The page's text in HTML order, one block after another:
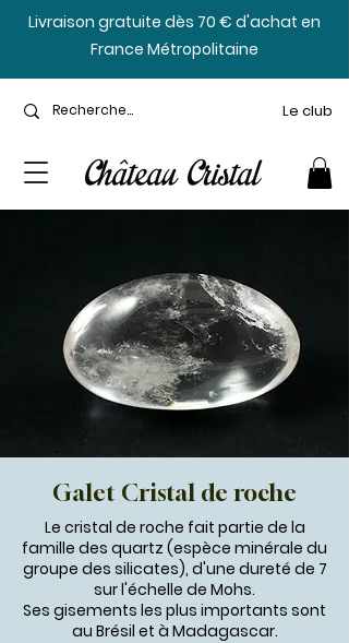
​Livraison gratuite dès 70 € d'achat en
France Métropolitaine
Le club
Galet Cristal de roche
Le cristal de roche fait partie de la
famille des quartz (espèce minérale du
groupe des silicates), d'une dureté de 7
sur l'échelle de Mohs.
Ses gisements les plus importants sont
au Brésil et à Madagascar.